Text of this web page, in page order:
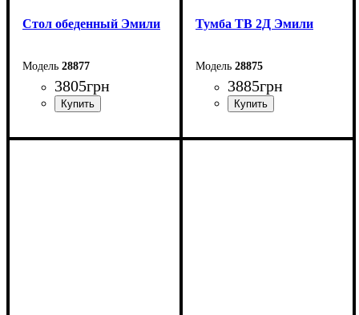
Стол обеденный Эмили
28877
3805грн
Ширина: 160 (+40) см
Тумба ТВ 2Д Эмили
28875
3885грн
Ширина: 166,4 см